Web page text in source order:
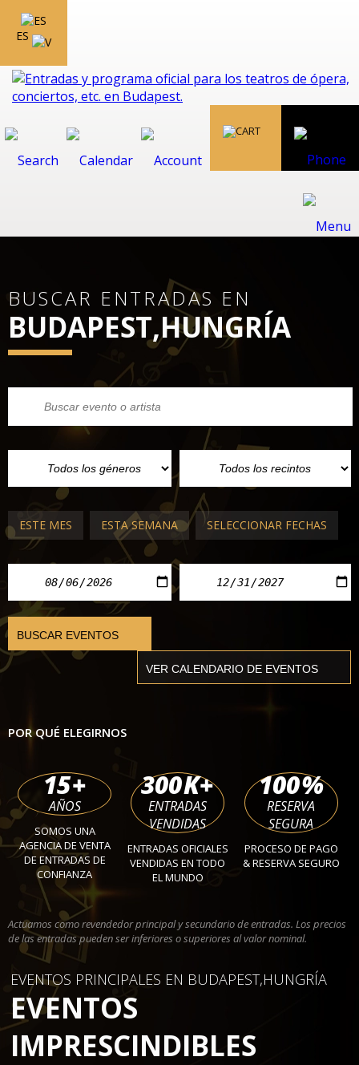
ES
BUSCAR ENTRADAS EN
BUDAPEST,HUNGRÍA
ESTE MES ESTA SEMANA SELECCIONAR FECHAS
POR QUÉ ELEGIRNOS
15+
AÑOS
SOMOS UNA
AGENCIA DE VENTA
DE ENTRADAS DE
CONFIANZA
300K+
ENTRADAS
VENDIDAS
ENTRADAS OFICIALES
VENDIDAS EN TODO
EL MUNDO
100%
RESERVA
SEGURA
PROCESO DE PAGO
& RESERVA SEGURO
Actuamos como revendedor principal y secundario de entradas. Los precios
de las entradas pueden ser inferiores o superiores al valor nominal.
EVENTOS PRINCIPALES EN BUDAPEST,HUNGRÍA
EVENTOS
IMPRESCINDIBLES